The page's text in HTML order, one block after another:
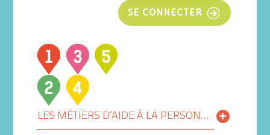
SE CONNECTER
LES MÉTIERS D’AIDE À LA PERSONNE RECRUTENT LEURS FUTUR(E)S TALENTS !